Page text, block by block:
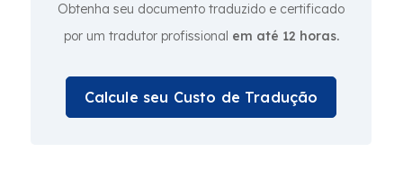
Obtenha seu documento traduzido e certificado
por um tradutor profissional em até 12 horas.
Calcule seu Custo de Tradução